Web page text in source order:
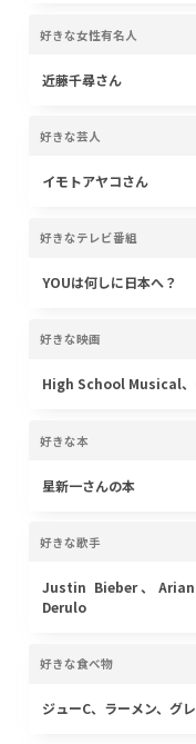
好きな女性有名人
近藤千尋さん
好きな芸人
イモトアヤコさん
好きなテレビ番組
YOUは何しに日本へ？
好きな映画
High School Musical、
好きな本
星新一さんの本
好きな歌手
Justin Bieber、
Derulo
好きな食べ物
ジューC、ラーメン、グ